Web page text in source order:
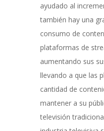
ayudado al
también hay una
consumo de
plataformas de
aumentando sus
llevando a que las
cantidad de
mantener a su
televisión